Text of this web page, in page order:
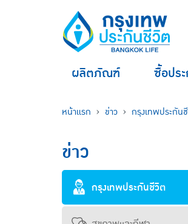
ผลิตภัณฑ์ ซื้อปร
หน้าแรก ข่าว กรุงเทพประกัน
ข่าว
กรุงเทพประกันชีวิต